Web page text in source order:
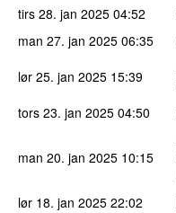
tirs 28. jan 2025 04:52
man 27. jan 2025 06:35
lør 25. jan 2025 15:39
tors 23. jan 2025 04:50
man 20. jan 2025 10:15
lør 18. jan 2025 22:02